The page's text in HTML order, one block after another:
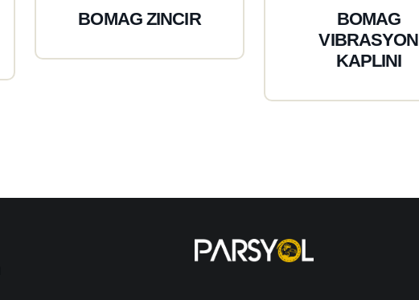
BOMAG ZINCIR
BOMAG
VIBRASYON
KAPLINI